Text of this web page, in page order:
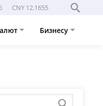
CNY 12.1655
Бизнесу